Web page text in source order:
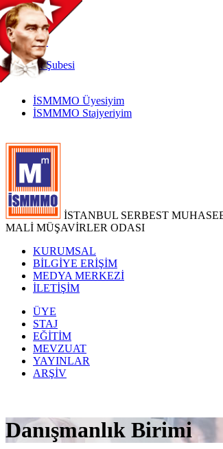
TR
|
EN
İnternetŞubesi
İSMMMO Üyesiyim
İSMMMO Stajyeriyim
İSTANBUL SERBEST
MALİ MÜŞAVİRLER ODASI
KURUMSAL
BİLGİYE ERİŞİM
MEDYA MERKEZİ
İLETİŞİM
ÜYE
STAJ
EĞİTİM
MEVZUAT
YAYINLAR
ARŞİV
Danışmanlık Birimi